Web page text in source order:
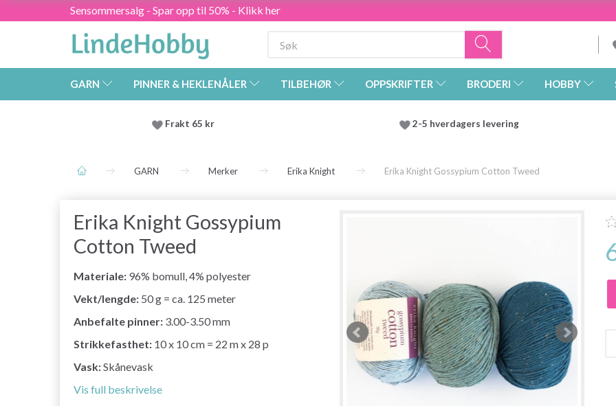
Sensommersalg - Spar opp til 50% - Klikk her
GARN PINNER & HEKLENÅLER TILBEHØR OPPSKRIFTER BRODERI HOBBY
Frakt 65 kr 2-5 hverdagers levering
GARN Merker Erika Knight Erika Knight Gossypium Cotton Tweed
Erika Knight Gossypium
Cotton Tweed
Materiale: 96% bomull, 4% polyester
Vekt/lengde: 50 g = ca. 125 meter
Anbefalte pinner: 3.00-3.50 mm
Strikkefasthet: 10 x 10 cm = 22 m x 28 p
Vask:Skånevask
Vis full beskrivelse